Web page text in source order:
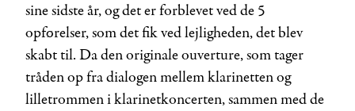
sine sidste år, og det er forblevet ved de 5
opførelser, som det fik ved lejligheden, det blev
skabt til. Da den originale ouverture, som tager
tråden op fra dialogen mellem klarinetten og
lilletrommen i klarinetkoncerten, sammen med de